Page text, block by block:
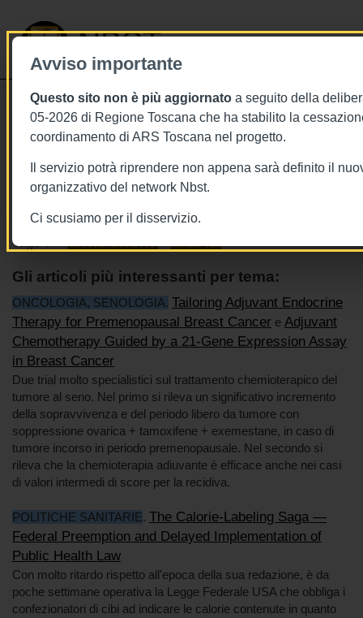
Avviso importante
Questo sito non è più aggiornato a seguito della
05-2026 di Regione Toscana che ha stabilito la
coordinamento di ARS Toscana nel progetto.
Il servizio potrà riprendere non appena sarà definito il
organizzativo del network Nbst.
Ci scusiamo per il disservizio.
NBST
Toggle
12 luglio - This week in The NEJM
Tags
Gli articoli più interessanti per tema:
ONCOLOGIA, SENOLOGIA. Tailoring Adjuvant Endocrine
Therapy for Premenopausal Breast Cancer e Adjuvant
Chemotherapy Guided by a 21-Gene Expression Assay
in Breast Cancer
Due trial molto specialistici sul trattamento chemioterapico del
tumore al seno. Nel primo si rileva un significativo incremento
della sopravvivenza e del periodo libero da tumore con
soppressione ovarica + tamoxifene + exemestane, in caso di
tumore incorso in periodo premenopausale. Nel secondo si
rileva che la chemioterapia adiuvante è efficace anche nei casi
di valori intermedi di score per la recidiva.
POLITICHE SANITARIE. The Calorie-Labeling Saga —
Federal Preemption and Delayed Implementation of
Public Health Law
Con molto ritardo rispetto all'epoca della sua redazione, è da
poche settimane operativa la Legge Federale USA che obbliga i
confezionatori di cibi ad indicare le calorie contenute in quanto